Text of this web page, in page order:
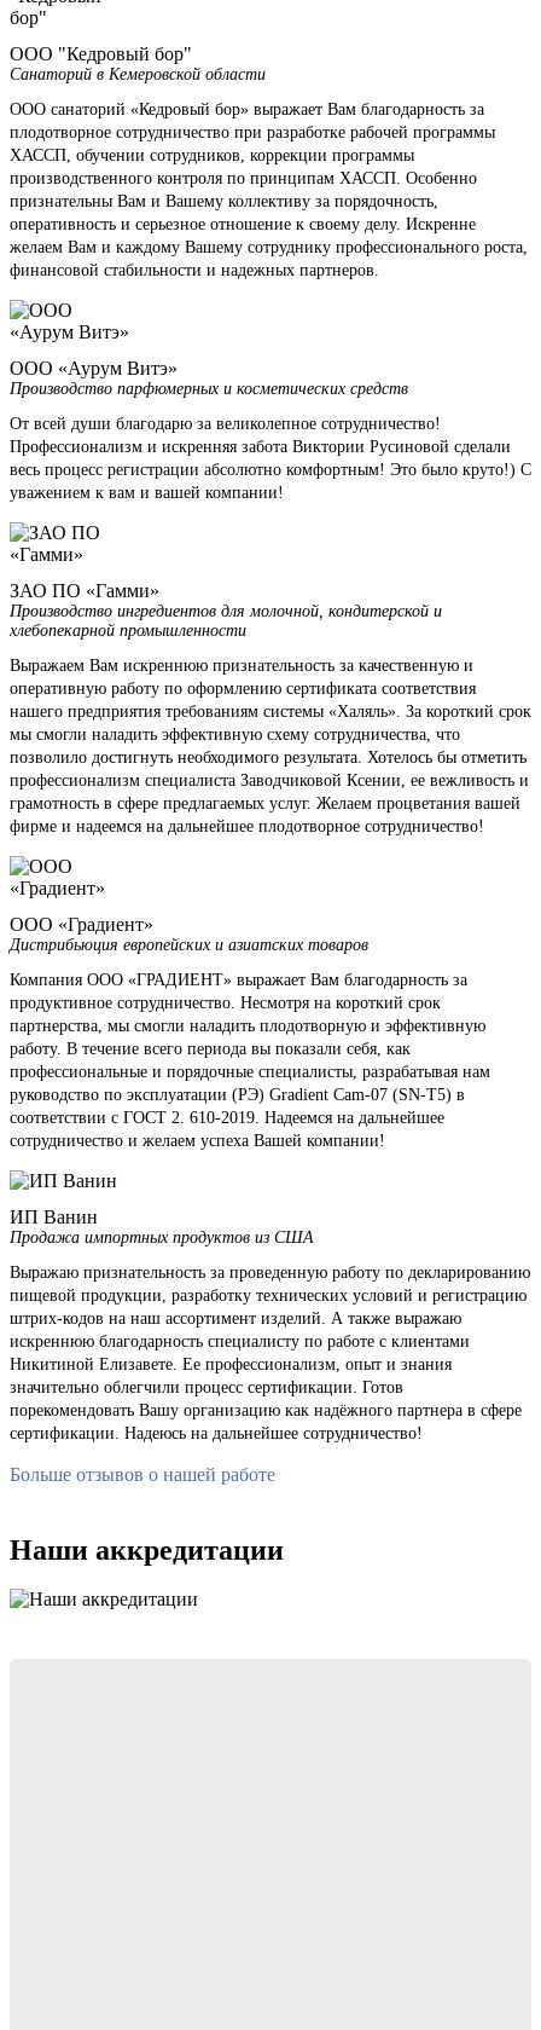
ООО "Кедровый бор"
Санаторий в Кемеровской области
ООО санаторий «Кедровый бор» выражает Вам благодарность за
плодотворное сотрудничество при разработке рабочей программы
ХАССП, обучении сотрудников, коррекции программы
производственного контроля по принципам ХАССП. Особенно
признательны Вам и Вашему коллективу за порядочность,
оперативность и серьезное отношение к своему делу. Искренне
желаем Вам и каждому Вашему сотруднику профессионального роста,
финансовой стабильности и надежных партнеров.
ООО «Аурум Витэ»
Производство парфюмерных и косметических средств
От всей души благодарю за великолепное сотрудничество!
Профессионализм и искренняя забота Виктории Русиновой сделали
весь процесс регистрации абсолютно комфортным! Это было круто!) С
уважением к вам и вашей компании!
ЗАО ПО «Гамми»
Производство ингредиентов для молочной, кондитерской и
хлебопекарной промышленности
Выражаем Вам искреннюю признательность за качественную и
оперативную работу по оформлению сертификата соответствия
нашего предприятия требованиям системы «Халяль». За короткий срок
мы смогли наладить эффективную схему сотрудничества, что
позволило достигнуть необходимого результата. Хотелось бы отметить
профессионализм специалиста Заводчиковой Ксении, ее вежливость и
грамотность в сфере предлагаемых услуг. Желаем процветания вашей
фирме и надеемся на дальнейшее плодотворное сотрудничество!
ООО «Градиент»
Дистрибьюция европейских и азиатских товаров
Компания ООО «ГРАДИЕНТ» выражает Вам благодарность за
продуктивное сотрудничество. Несмотря на короткий срок
партнерства, мы смогли наладить плодотворную и эффективную
работу. В течение всего периода вы показали себя, как
профессиональные и порядочные специалисты, разрабатывая нам
руководство по эксплуатации (РЭ) Gradient Cam-07 (SN-T5) в
соответствии с ГОСТ 2. 610-2019. Надеемся на дальнейшее
сотрудничество и желаем успеха Вашей компании!
ИП Ванин
Продажа импортных продуктов из США
Выражаю признательность за проведенную работу по декларированию
пищевой продукции, разработку технических условий и регистрацию
штрих-кодов на наш ассортимент изделий. А также выражаю
искреннюю благодарность специалисту по работе с клиентами
Никитиной Елизавете. Ее профессионализм, опыт и знания
значительно облегчили процесс сертификации. Готов
порекомендовать Вашу организацию как надёжного партнера в сфере
сертификации. Надеюсь на дальнейшее сотрудничество!
Больше отзывов о нашей работе
Наши аккредитации